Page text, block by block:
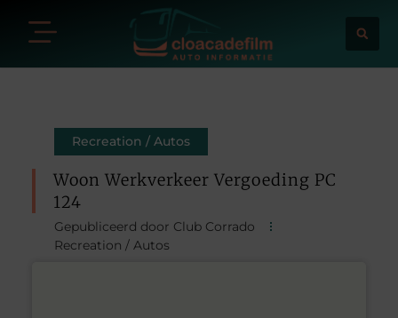
Recreation / Autos
Woon Werkverkeer Vergoeding PC
124
Gepubliceerd door Club Corrado
Recreation / Autos